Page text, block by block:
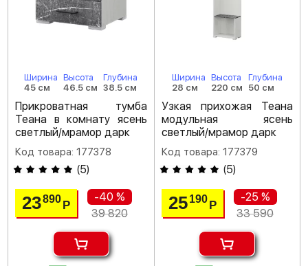
Ширина
45 см
Высота
46.5 см
Глубина
38.5 см
Прикроватная тумба
Теана в комнату ясень
светлый/мрамор дарк
Код товара: 177378
(5)
23890Р
-40 %
39 820
Ширина
28 см
Высота
220 см
Глубина
50 см
Узкая прихожая Теана
модульная ясень
светлый/мрамор дарк
Код товара: 177379
(5)
25 190 Р
-25 %
33 590